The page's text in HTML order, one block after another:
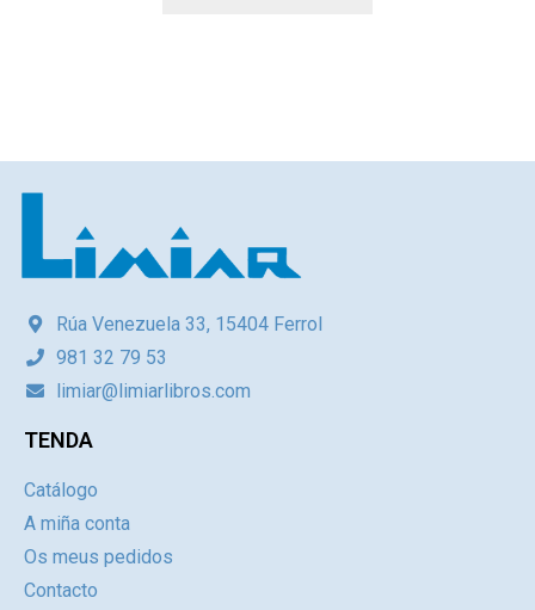
Rúa Venezuela 33, 15404 Ferrol
981 32 79 53
limiar@limiarlibros.com
TENDA
Catálogo
A miña conta
Os meus pedidos
Contacto